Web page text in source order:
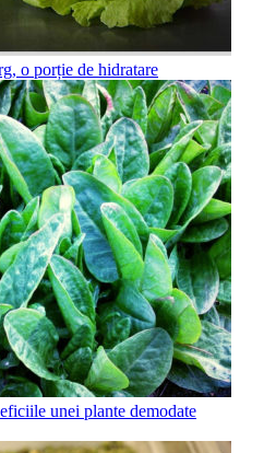
o porție de hidratare
unei plante demodate